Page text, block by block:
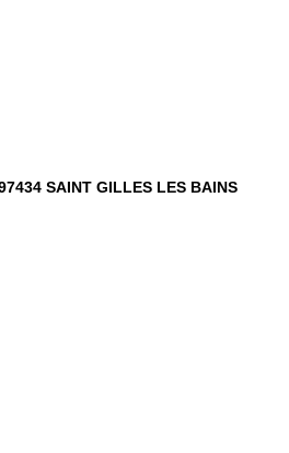
SAINT GILLES LES BAINS